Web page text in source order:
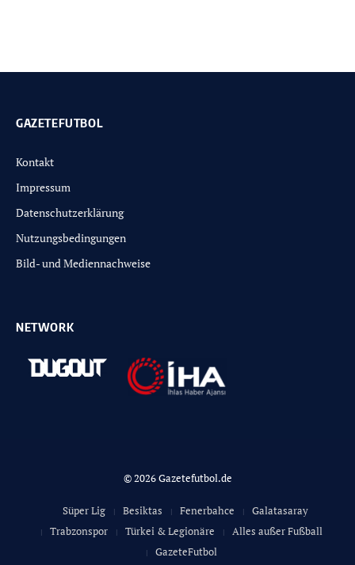
GAZETEFUTBOL
Kontakt
Impressum
Datenschutzerklärung
Nutzungsbedingungen
Bild- und Mediennachweise
NETWORK
© 2026 Gazetefutbol.de
Süper Lig Besiktas Fenerbahce
Galatasaray
Trabzonspor
Türkei & Legionäre
Alles außer Fußball
GazeteFutbol